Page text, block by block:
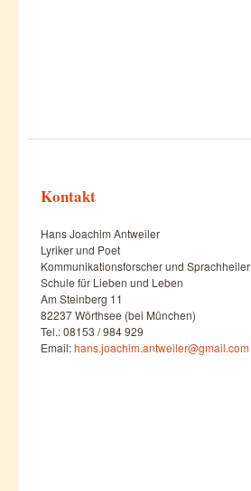
Kontakt
Hans Joachim Antweiler
Lyriker und Poet
Kommunikationsforscher und Sprachheiler
Schule für Lieben und Leben
Am Steinberg 11
82237 Wörthsee (bei München)
Tel.: 08153 / 984 929
Email:hans.joachim.antweiler@gmail.com